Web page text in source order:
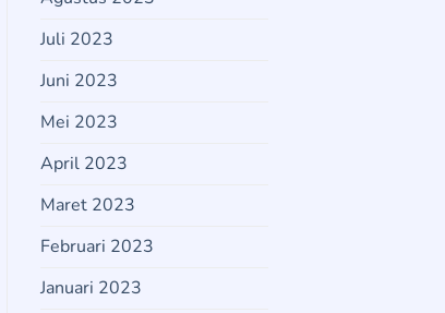
Juli 2023
Juni 2023
Mei 2023
April 2023
Maret 2023
Februari 2023
Januari 2023